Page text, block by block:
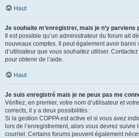
Haut
Je souhaite m’enregistrer, mais je n’y parviens
Il est possible qu’un administrateur du forum ait
nouveaux comptes. Il peut également avoir banni
d’utilisateur que vous souhaitez utiliser.
pour obtenir de l’aide.
Haut
Je suis enregistré mais je ne peux pas me
Vérifiez, en premier, votre nom d’utilisateur et
corrects, il y a deux possibilités :
Si la gestion COPPA est active et si vous avez
lors de l’enregistrement, alors vous devrez
courriel. Certains forums peuvent également